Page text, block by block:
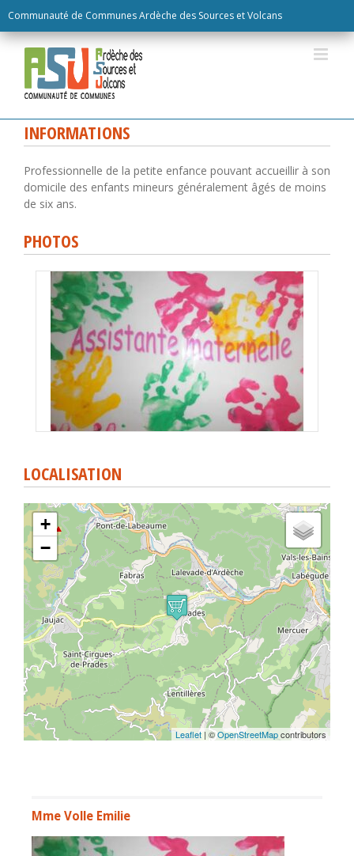
Communauté de Communes Ardèche des Sources et Volcans
to
content
INFORMATIONS
Professionnelle de la petite enfance pouvant accueillir à son
domicile des enfants mineurs généralement âgés de moins
de six ans.
PHOTOS
LOCALISATION
+
−
Leaflet | ©OpenStreetMapcontributors
Mme Volle Emilie